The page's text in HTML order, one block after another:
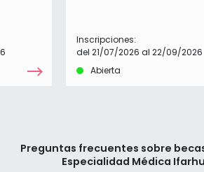
Inscripciones:
del 21/07/2026 al 22/09/2026
Abierta
Preguntas frecuentes sobre
Especialidad Médica